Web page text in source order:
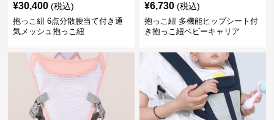
¥30,400 (税込)
抱っこ紐 6点分散腰当て付き通
気メッシュ抱っこ紐
¥6,730 (税込)
抱っこ紐 多機能ヒップシート付
き抱っこ紐ベビーキャリア